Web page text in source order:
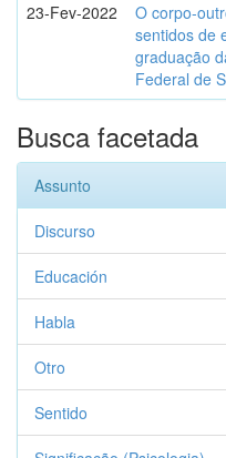
23-Fev-2022
O corpo-
sentidos de
graduação
Federal de
Busca facetada
Assunto
Discurso
Educación
Habla
Otro
Sentido